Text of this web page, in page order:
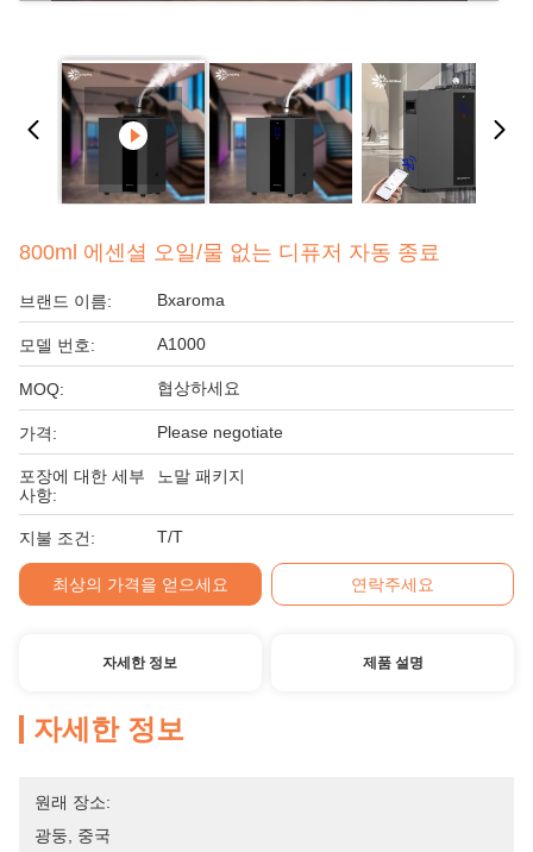
800ml 에센셜 오일/물 없는 디퓨저 자동 종료
브랜드 이름: Bxaroma
모델 번호: A1000
MOQ: 협상하세요
가격: Please negotiate
포장에 대한 세부
사항:
노말 패키지
지불 조건: T/T
최상의 가격을 얻으세요 연락주세요
자세한 정보 제품 설명
자세한 정보
원래 장소:
광둥, 중국